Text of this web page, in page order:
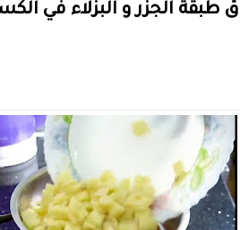
طبقة الجزر و البزلاء في